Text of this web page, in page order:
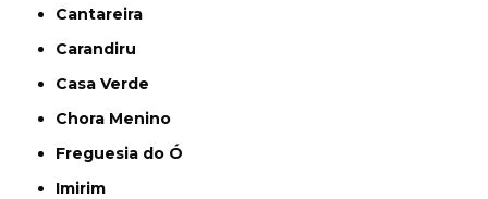
Cantareira
Carandiru
Casa Verde
Chora Menino
Freguesia do Ó
Imirim